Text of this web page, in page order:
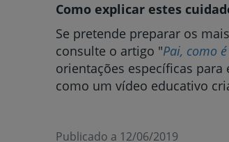
Como explicar estes
Se pretende preparar os
consulte o artigo "Pai, como
orientações específicas
como um vídeo educativo
Publicado a 12/06/2019